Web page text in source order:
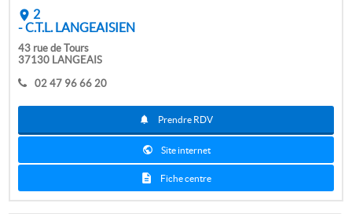
2
- C.T.L. LANGEAISIEN
43 rue de Tours
37130 LANGEAIS
02 47 96 66 20
Prendre RDV
Site internet
Fiche centre